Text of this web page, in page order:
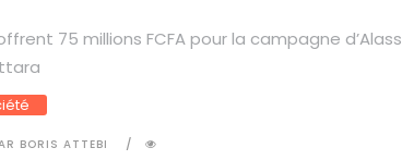
75 millions FCFA pour la campagne
BORIS ATTEBI